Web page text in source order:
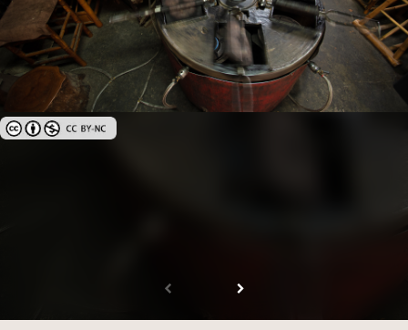
創用CC姓名標示-非商業性 3.0 台灣及其後版本(CC BY-NC 3.0 TW +)